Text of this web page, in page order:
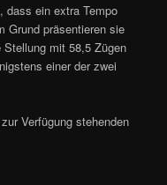
dass ein extra Tempo
Grund präsentieren sie
Stellung mit 58,5 Zügen
einer der zwei
Verfügung stehenden